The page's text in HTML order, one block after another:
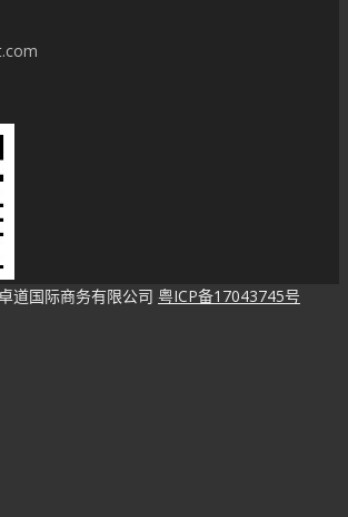
道国际商务有限公司 粤ICP备17043745号